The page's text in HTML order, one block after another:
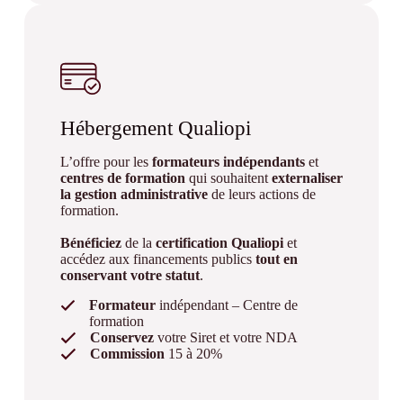
Hébergement Qualiopi
L’offre pour les formateurs indépendantset
centres de formation qui souhaitent externaliser
la gestion administrative de leurs actions de
formation.
Bénéficiez de la certification Qualiopiet
accédez aux financements publicstout en
conservant votre statut.
Formateurindépendant – Centre de
formation
Conservezvotre Siret et votre NDA
Commission 15 à 20%